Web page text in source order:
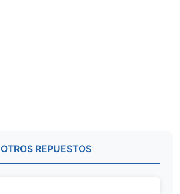
OTROS REPUESTOS